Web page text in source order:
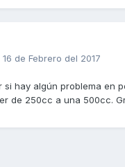
16 de Febrero del 2017
si hay algún problema en
de 250cc a una 500cc.